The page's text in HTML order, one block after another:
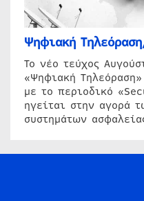
Ψηφιακή
Το νέο τεύχος
«Ψηφιακή
με το περιοδικό
ηγείται στην αγορά
συστημάτων